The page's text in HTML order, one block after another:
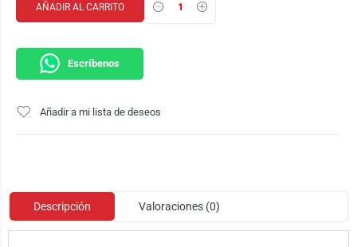
AÑADIR AL CARRITO
Escríbenos
Añadir a mi lista de deseos
Descripción Valoraciones (0)